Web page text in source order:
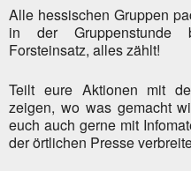
Alle hessischen Gruppen
in der Gruppenstunde
Forsteinsatz, alles zählt!
Teilt eure Aktionen mit
zeigen, wo was gemacht
euch auch gerne mit
der örtlichen Presse